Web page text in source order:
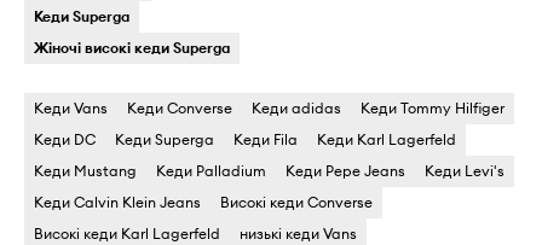
Кеди Superga
Жіночі високі кеди Superga
Кеди Vans Кеди Converse Кеди adidas
Кеди Tommy Hilfiger
Кеди DC
Кеди Superga Кеди Fila
Кеди Karl Lagerfeld
Кеди Mustang
Кеди Palladium Кеди Pepe Jeans
Кеди Levi's
Кеди Calvin Klein Jeans
Високі кеди Converse
Високі кеди Karl Lagerfeld
низькі кеди Vans